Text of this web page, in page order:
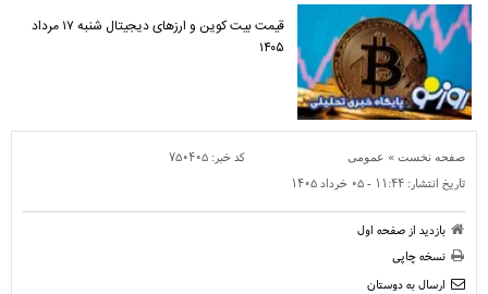
قیمت بیت کوین و ارز‌های دیجیتال شنبه ۱۷ مرداد
۱۴۰۵
صفحه نخست » عمومی کد خبر: ۷۵۰۴۰۵
تاریخ انتشار: ۱۱:۴۴ - ۰۵ خرداد ۱۴۰۵
بازدید از صفحه اول
نسخه چاپی
ارسال به دوستان